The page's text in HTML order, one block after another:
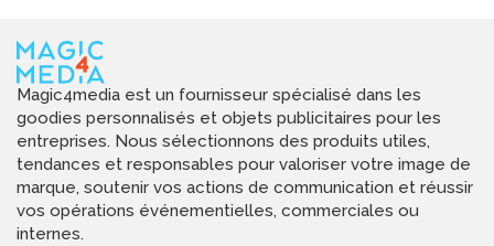
Magic4media est un fournisseur spécialisé dans les
goodies personnalisés et objets publicitaires pour les
entreprises. Nous sélectionnons des produits utiles,
tendances et responsables pour valoriser votre image de
marque, soutenir vos actions de communication et réussir
vos opérations événementielles, commerciales ou
internes.